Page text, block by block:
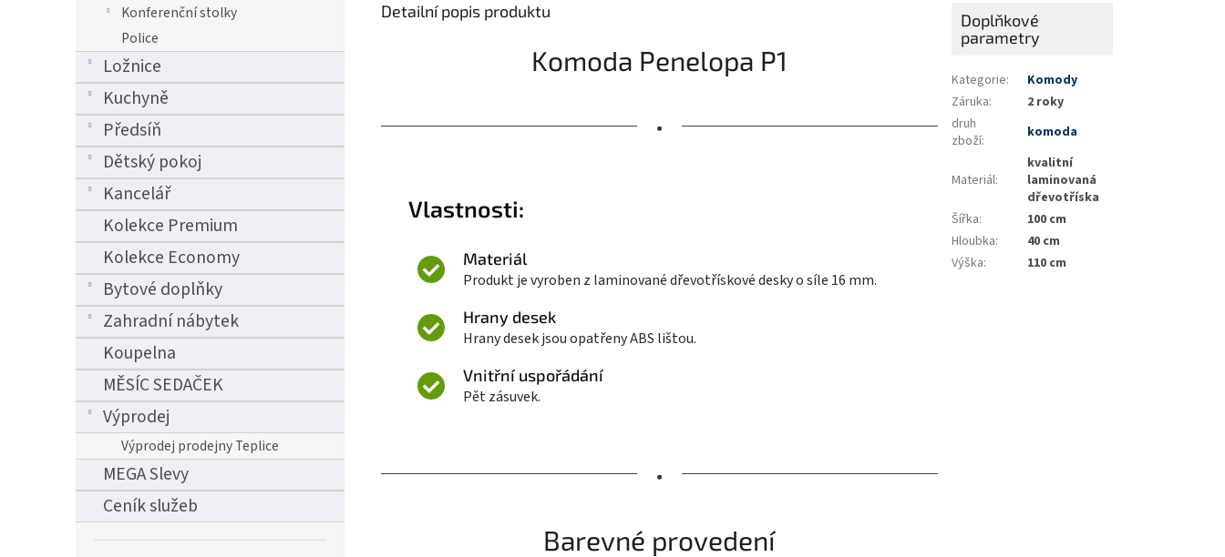
Konferenční stolky
Police
Ložnice
Kuchyně
Předsíň
Dětský pokoj
Kancelář
Kolekce Premium
Kolekce Economy
Bytové doplňky
Zahradní nábytek
Koupelna
MĚSÍC SEDAČEK
Výprodej
Výprodej prodejny Teplice
MEGA Slevy
Ceník služeb
Detailní popis produktu
Komoda Penelopa P1
•
Vlastnosti:
Materiál
Produkt je vyroben z laminované dřevotřískové desky o síle 16 mm.
Hrany desek
Hrany desek jsou opatřeny ABS lištou.
Vnitřní uspořádání
Pět zásuvek.
•
Barevné provedení
Doplňkové
parametry
Kategorie:
Komody
Záruka:
2 roky
druh
zboží: komoda
Materiál:
kvalitní
laminovaná
dřevotříska
Šířka:
100 cm
Hloubka:
40 cm
Výška: 110 cm